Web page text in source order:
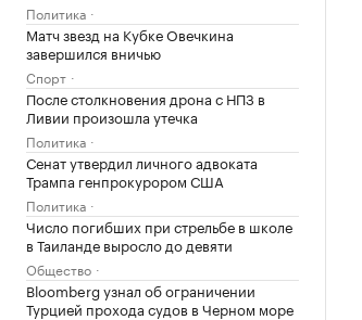
Политика
Матч звезд на Кубке Овечкина
завершился вничью
Спорт
После столкновения дрона с НПЗ в
Ливии произошла утечка
Политика
Сенат утвердил личного адвоката
Трампа генпрокурором США
Политика
Число погибших при стрельбе в школе
в Таиланде выросло до девяти
Общество
Bloomberg узнал об ограничении
Турцией прохода судов в Черном море